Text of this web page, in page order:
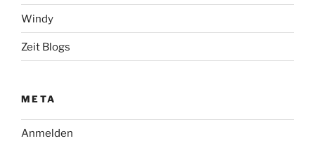
Windy
Zeit Blogs
META
Anmelden